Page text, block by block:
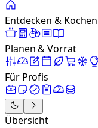
Entdecken & Kochen
Planen & Vorrat
Für Profis
Übersicht